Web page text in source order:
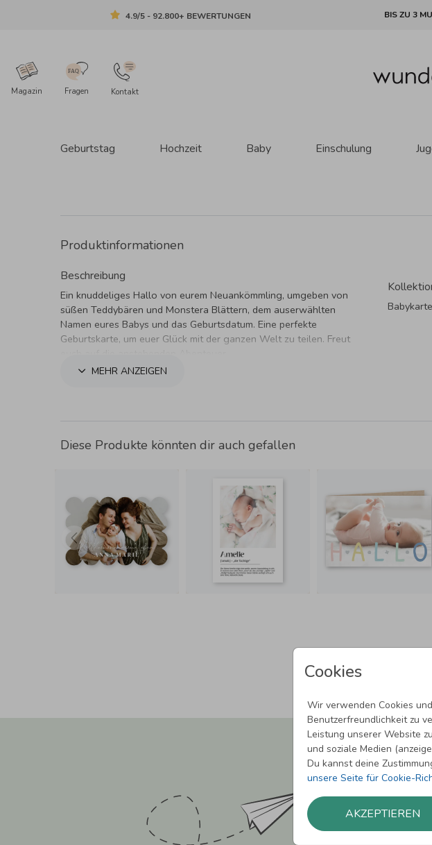
4.9/5 - 92.800+ BEWERTUNGEN BIS ZU 3
Magazin Fragen Kontakt
Geburtstag Hochzeit Baby Einschulung
Cookies
Wir verwenden Cookies
Benutzerfreundlichkeit zu
Leistung unserer Website
und soziale Medien
Du kannst deine
unsere Seite für Cookie-
AKZEPTIEREN
Produktinformationen
Beschreibung
Ein knuddeliges Hallo von eurem Neuankömmling, umgeben von
süßen Teddybären und Monstera Blättern, dem auserwählten
Namen eures Babys und das Geburtsdatum. Eine perfekte
Geburtskarte, um euer Glück mit der ganzen Welt zu teilen. Freut
MEHR ANZEIGEN
Diese Produkte könnten dir auch gefallen
Newsletter
Melde Dich zu